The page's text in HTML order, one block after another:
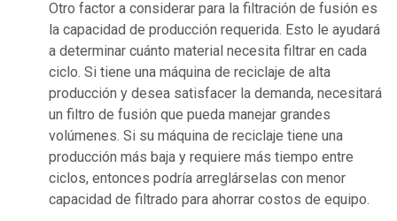
Otro factor a considerar para la filtración de fusión es
la capacidad de producción requerida. Esto le ayudará
a determinar cuánto material necesita filtrar en cada
ciclo. Si tiene una máquina de reciclaje de alta
producción y desea satisfacer la demanda, necesitará
un filtro de fusión que pueda manejar grandes
volúmenes. Si su máquina de reciclaje tiene una
producción más baja y requiere más tiempo entre
ciclos, entonces podría arreglárselas con menor
capacidad de filtrado para ahorrar costos de equipo.